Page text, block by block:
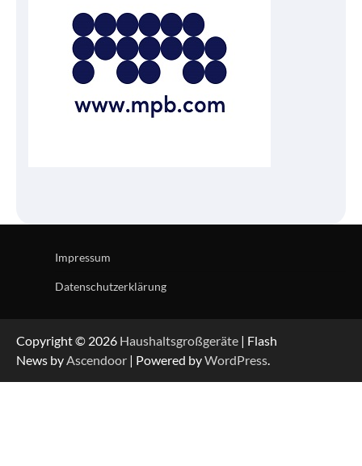
Impressum
Datenschutzerklärung
Copyright © 2026 Haushaltsgroßgeräte | Flash
News byAscendoor | Powered byWordPress.